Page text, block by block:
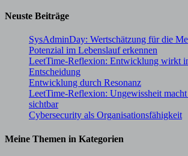
Neuste Beiträge
SysAdminDay: Wertschätzung für die
Potenzial im Lebenslauf erkennen
LeetTime-Reflexion: Entwicklung wirkt
Entscheidung
Entwicklung durch Resonanz
LeetTime-Reflexion: Ungewissheit
sichtbar
Cybersecurity als Organisationsfähigkeit
Meine Themen in Kategorien